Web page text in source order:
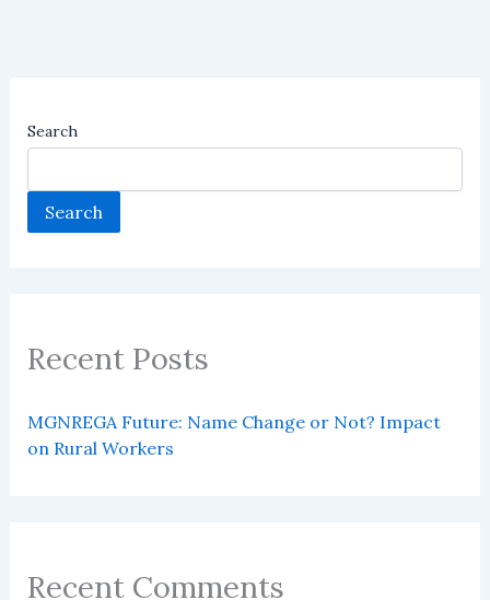
Search
Search
Recent Posts
MGNREGA Future: Name Change or Not? Impact
on Rural Workers
Recent Comments